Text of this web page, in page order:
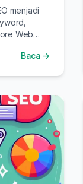
menjadi
Web
Baca →